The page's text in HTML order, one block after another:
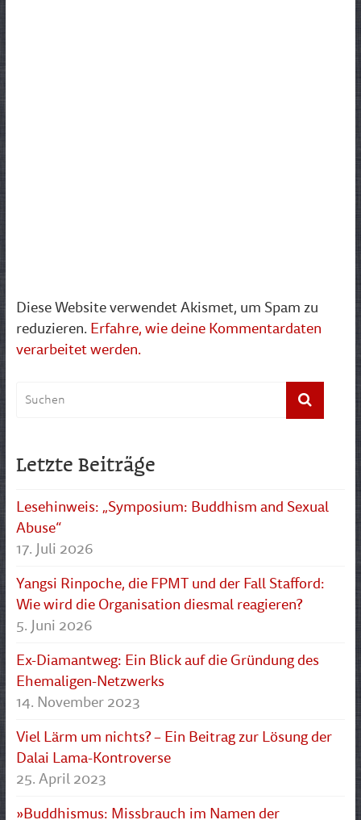
Diese Website verwendet Akismet, um Spam zu
reduzieren. Erfahre, wie deine Kommentardaten
verarbeitet werden.
Letzte Beiträge
Lesehinweis: „Symposium: Buddhism and Sexual
Abuse“
17. Juli 2026
Yangsi Rinpoche, die FPMT und der Fall Stafford:
Wie wird die Organisation diesmal reagieren?
5. Juni 2026
Ex-Diamantweg: Ein Blick auf die Gründung des
Ehemaligen-Netzwerks
14. November 2023
Viel Lärm um nichts? – Ein Beitrag zur Lösung der
Dalai Lama-Kontroverse
25. April 2023
»Buddhismus: Missbrauch im Namen der